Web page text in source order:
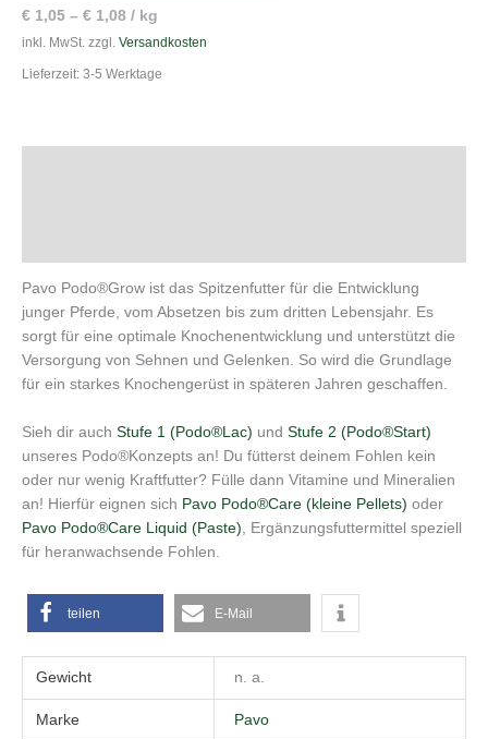
€ 1,05 – € 1,08 / kg
inkl. MwSt. zzgl. Versandkosten
Lieferzeit: 3-5 Werktage
Pavo Podo®Grow ist das Spitzenfutter für die Entwicklung
junger Pferde, vom Absetzen bis zum dritten Lebensjahr. Es
sorgt für eine optimale Knochenentwicklung und unterstützt die
Versorgung von Sehnen und Gelenken. So wird die Grundlage
für ein starkes Knochengerüst in späteren Jahren geschaffen.
Sieh dir auch Stufe 1 (Podo®Lac) und Stufe 2 (Podo®Start)
unseres Podo®Konzepts an! Du fütterst deinem Fohlen kein
oder nur wenig Kraftfutter? Fülle dann Vitamine und Mineralien
an! Hierfür eignen sich Pavo Podo®Care (kleine Pellets) oder
Pavo Podo®Care Liquid (Paste), Ergänzungsfuttermittel speziell
für heranwachsende Fohlen.
teilen E-Mail
Gewicht n. a.
Marke Pavo